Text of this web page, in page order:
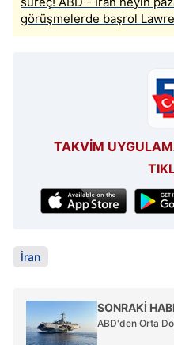
görüşmelerde başrol
TAKVİM
İran
SONRAKİ
ABD'den Orta